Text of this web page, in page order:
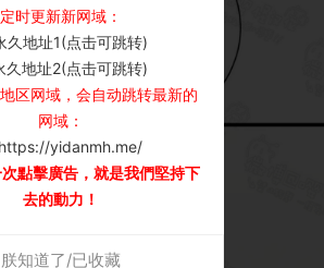
定时更新新网域：
久地址1(点击可跳转)
久地址2(点击可跳转)
区网域，会自动跳转最新的
网域：
yidanmh.me/
點擊廣告，就是我們堅持下
去的動力！
朕知道了/已收藏